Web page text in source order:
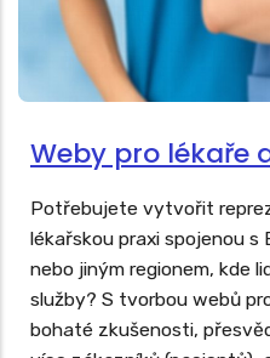
Weby pro lékaře
Potřebujete vytvořit
lékařskou praxi spojenou s
nebo jiným regionem, kde
služby? S tvorbou webů
bohaté zkušenosti,